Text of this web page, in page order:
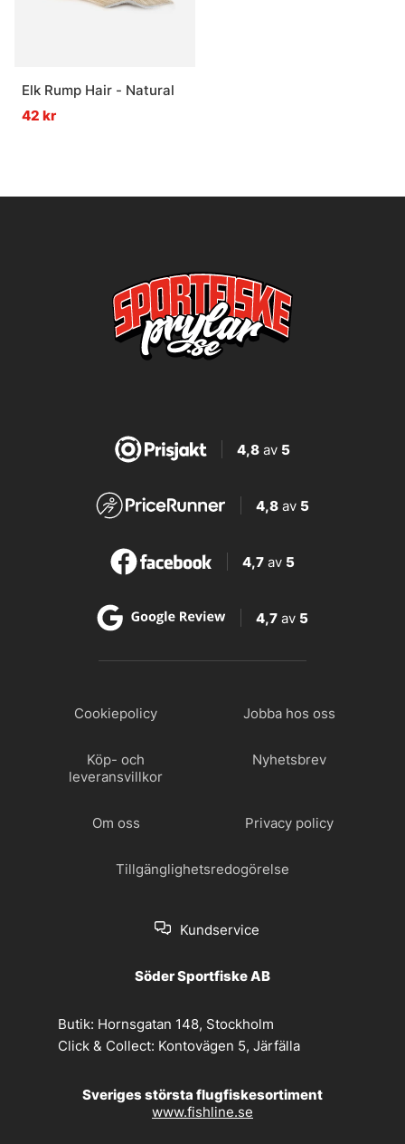
Elk Rump Hair - Natural
42 kr
4,8av 5
4,8 av 5
4,7 av 5
4,7 av 5
Cookiepolicy Jobba hos oss
Köp- och
leveransvillkor
Nyhetsbrev
Om oss Privacy policy
Tillgänglighetsredogörelse
Kundservice
Söder Sportfiske AB
Butik: Hornsgatan 148, Stockholm
Click & Collect: Kontovägen 5, Järfälla
Sveriges största flugfiskesortiment
www.fishline.se